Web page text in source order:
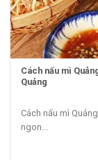
Cách nấu mì
Quảng
Cách nấu mì
ngon...